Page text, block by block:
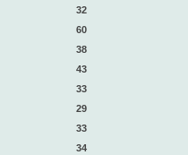
32
60
38
43
33
29
33
34